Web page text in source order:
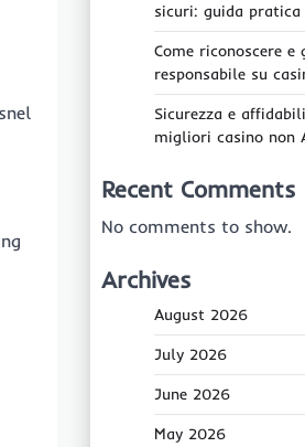
sicuri: guida
Come riconoscere e
responsabile su
Sicurezza e
migliori casino non
Recent Comments
No comments to show.
Archives
August 2026
July 2026
June 2026
May 2026